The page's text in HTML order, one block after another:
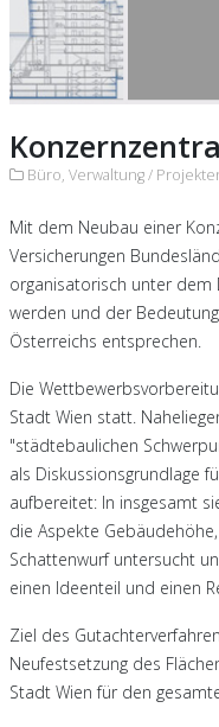
Büro, Verwaltung /
Mit dem Neubau einer
Versicherungen
organisatorisch unter dem
werden und der
Österreichs entsprechen.
Die
Stadt Wien statt.
"städtebaulichen
als Diskussionsgrundlage
aufbereitet: In insgesamt
die Aspekte
Schattenwurf untersucht
einen Ideenteil und einen
Ziel des
Neufestsetzung des
Stadt Wien für den